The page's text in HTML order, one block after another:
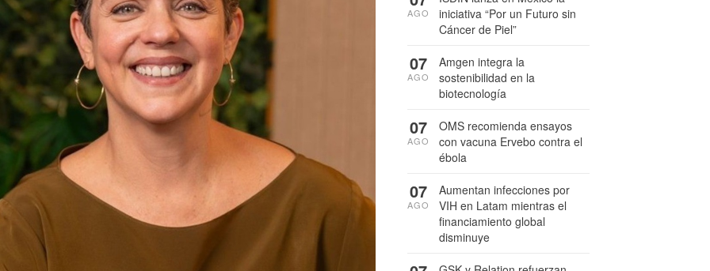
iniciativa “Por un Futuro sin
Cáncer de Piel”
AGO
Amgen integra la
sostenibilidad en la
biotecnología
07
AGO
OMS recomienda ensayos
con vacuna Ervebo contra el
ébola
07
AGO
Aumentan infecciones por
VIH en Latam mientras el
financiamiento global
disminuye
07
AGO